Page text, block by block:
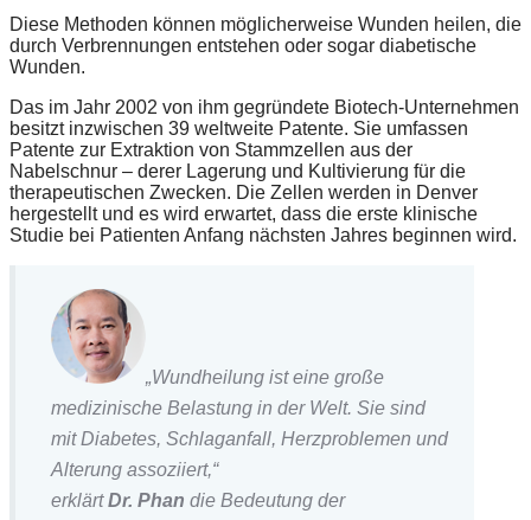
Diese Methoden können möglicherweise Wunden heilen, die
durch Verbrennungen entstehen oder sogar diabetische
Wunden.
Das im Jahr 2002 von ihm gegründete Biotech-Unternehmen
besitzt inzwischen 39 weltweite Patente. Sie umfassen
Patente zur Extraktion von Stammzellen aus der
Nabelschnur – derer Lagerung und Kultivierung für die
therapeutischen Zwecken. Die Zellen werden in Denver
hergestellt und es wird erwartet, dass die erste klinische
Studie bei Patienten Anfang nächsten Jahres beginnen wird.
„Wundheilung ist eine große
medizinische Belastung in der Welt. Sie sind
mit Diabetes, Schlaganfall, Herzproblemen und
Alterung assoziiert,“
erklärtDr. Phan die Bedeutung der